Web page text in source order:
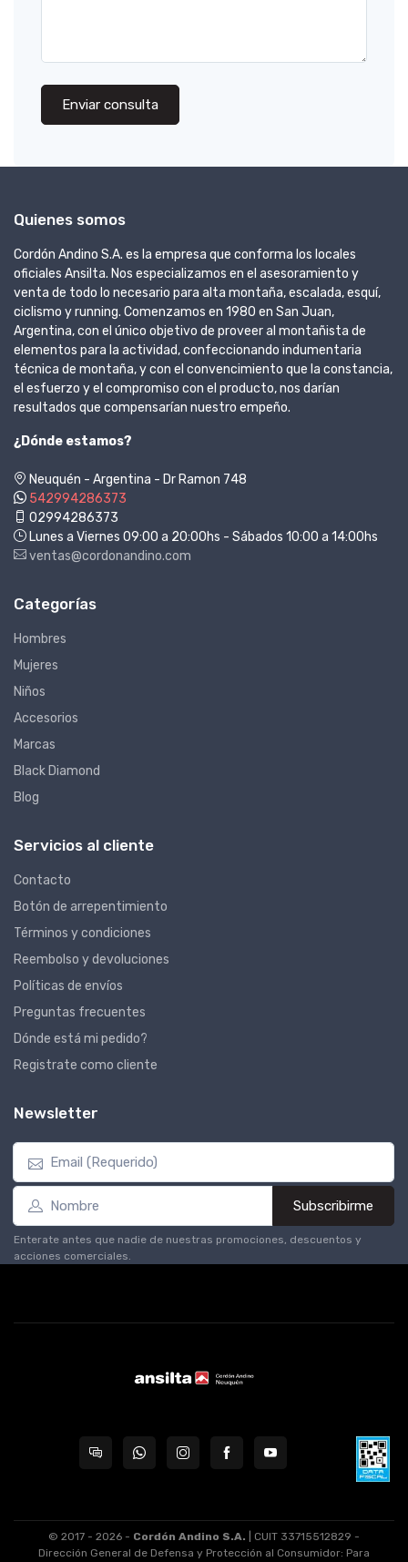
Enviar consulta
Quienes somos
Cordón Andino S.A. es la empresa que conforma los locales
oficiales Ansilta. Nos especializamos en el asesoramiento y
venta de todo lo necesario para alta montaña, escalada, esquí,
ciclismo y running. Comenzamos en 1980 en San Juan,
Argentina, con el único objetivo de proveer al montañista de
elementos para la actividad, confeccionando indumentaria
técnica de montaña, y con el convencimiento que la constancia,
el esfuerzo y el compromiso con el producto, nos darían
resultados que compensarían nuestro empeño.
¿Dónde estamos?
Neuquén - Argentina - Dr Ramon 748
542994286373
02994286373
Lunes a Viernes 09:00 a 20:00hs - Sábados 10:00 a 14:00hs
ventas@cordonandino.com
Categorías
Hombres
Mujeres
Niños
Accesorios
Marcas
Black Diamond
Blog
Servicios al cliente
Contacto
Botón de arrepentimiento
Términos y condiciones
Reembolso y devoluciones
Políticas de envíos
Preguntas frecuentes
Dónde está mi pedido?
Registrate como cliente
Newsletter
Subscribirme
Enterate antes que nadie de nuestras promociones, descuentos y
acciones comerciales.
© 2017 - 2026 - Cordón Andino S.A. | CUIT 33715512829 -
Dirección General de Defensa y Protección al Consumidor: Para